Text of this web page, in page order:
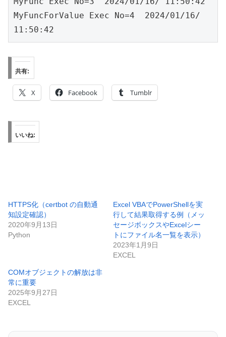
MyFuncForValue Exec No=4  2024/01/16/
共有:
X Facebook Tumblr
いいね:
HTTPS化（certbot の自動通
知設定確認）
2020年9月13日
Python
Excel VBAでPowerShellを実
行して結果取得する例（メッ
セージボックスやExcelシー
トにファイル名一覧を表示）
2023年1月9日
EXCEL
COMオブジェクトの解放は非
常に重要
2025年9月27日
EXCEL